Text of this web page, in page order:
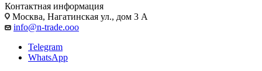
Контактная информация
Москва, Нагатинская ул., дом 3 А
info@n-trade.ooo
Telegram
WhatsApp